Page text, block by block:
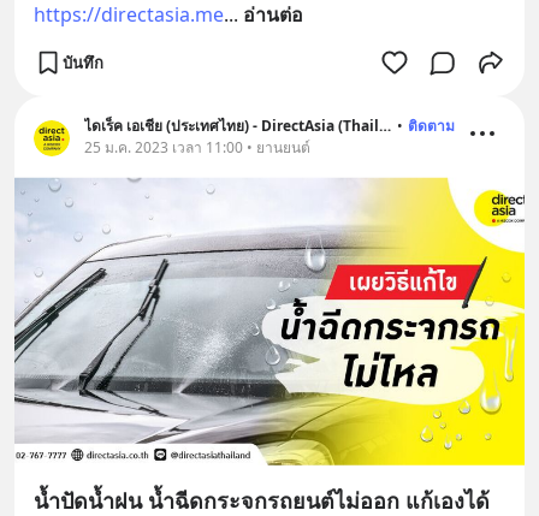
https://directasia.me... อ่านต่อ
บันทึก
ไดเร็ค เอเชีย (ประเทศไทย) - DirectAsia (Thailand) • ติดตาม
25 ม.ค. 2023 เวลา 11:00 • ยานยนต์
น้ำปัดน้ำฝน น้ำฉีดกระจกรถยนต์ไม่ออก แก้เองได้